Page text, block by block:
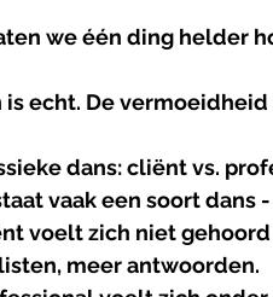
we één ding helder
is echt. De
dans: cliëntvs.
vaak een soort dans
voelt zich niet
meer antwoorden.